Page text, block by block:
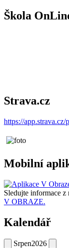
Škola
Strava.cz
https://
Mobilní
Sledujte informace z
V OBRAZE.
Kalendář
Srpen2026